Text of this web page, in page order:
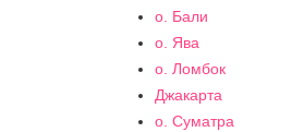
о. Бали
о. Ява
о. Ломбок
Джакарта
о. Суматра